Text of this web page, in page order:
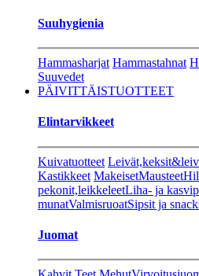
Suuhygienia
Hammasharjat Hammastahnat
Suuvedet
PÄIVITTÄISTUOTTEET
Elintarvikkeet
Kuivatuotteet
Kastikkeet MakeisetMausteet
pekonit,leikkeleetLiha- ja
munatValmisruoatSipsit ja
Juomat